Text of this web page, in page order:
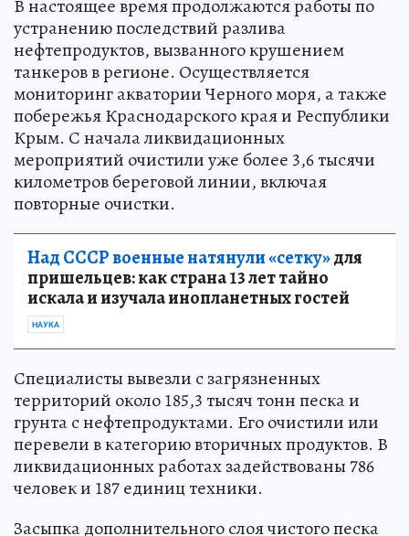
В настоящее время продолжаются работы по
устранению последствий разлива
нефтепродуктов, вызванного крушением
танкеров в регионе. Осуществляется
мониторинг акватории Черного моря, а также
побережья Краснодарского края и Республики
Крым. С начала ликвидационных
мероприятий очистили уже более 3,6 тысячи
километров береговой линии, включая
повторные очистки.
Над СССР военные натянули «сетку»для
пришельцев: как страна 13 лет тайно
искала и изучала инопланетных гостей
НАУКА
Специалисты вывезли с загрязненных
территорий около 185,3 тысяч тонн песка и
грунта с нефтепродуктами. Его очистили или
перевели в категорию вторичных продуктов. В
ликвидационных работах задействованы 786
человек и 187 единиц техники.
Засыпка дополнительного слоя чистого песка